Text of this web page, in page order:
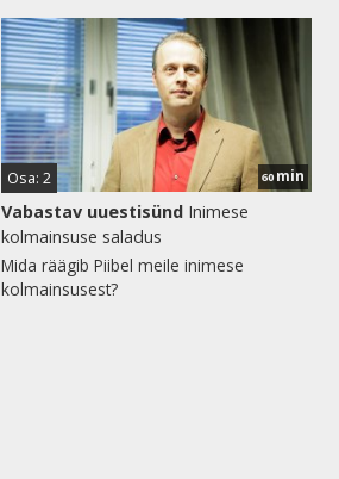
60 min
Osa: 2
Vabastav uuestisünd Inimese
kolmainsuse saladus
Mida räägib Piibel meile inimese
kolmainsusest?